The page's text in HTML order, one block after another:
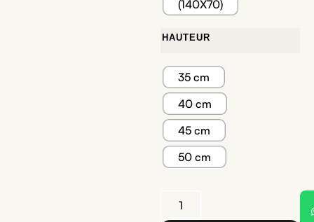
(140X70)
HAUTEUR
35 cm
40 cm
45 cm
50 cm